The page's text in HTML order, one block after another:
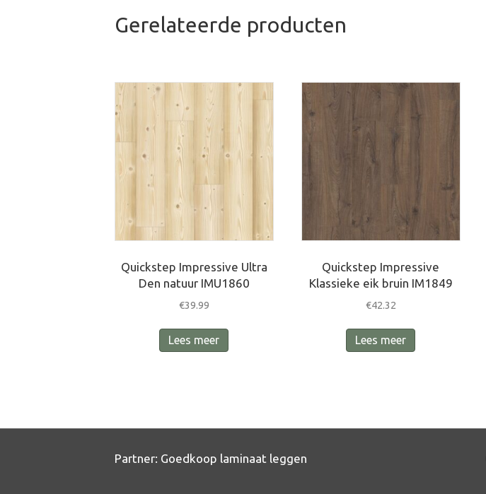
Gerelateerde producten
Quickstep Impressive Ultra
Den natuur IMU1860
€39.99
Lees meer
Quickstep Impressive
Klassieke eik bruin IM1849
€42.32
Lees meer
Partner: Goedkoop laminaat leggen